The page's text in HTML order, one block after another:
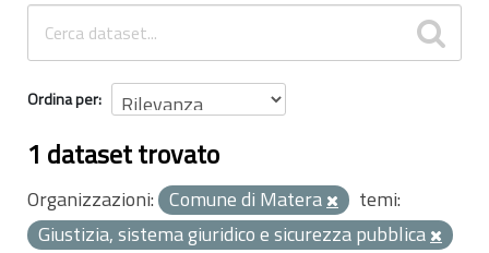
INFORMAZIONI
Ordina per
1 dataset trovato
Organizzazioni: Comune di Matera
temi:
Giustizia, sistema giuridico e sicurezza pubblica